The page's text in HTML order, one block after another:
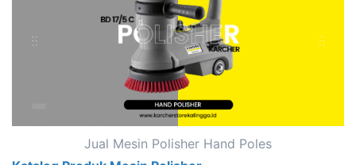
Jual Mesin Polisher Hand Poles